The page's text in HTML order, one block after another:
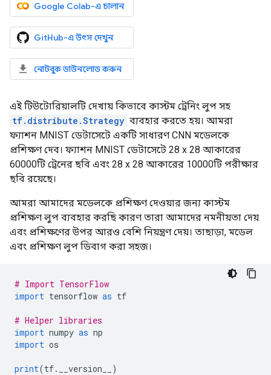
Google Colab-এ চালান
GitHub-এ উৎস দেখুন
নোটবুক ডাউনলোড করুন
এই টিউটোরিয়ালটি দেখায় কিভাবে কাস্টম ট্রেনিং লুপ সহ
tf.distribute.Strategy ব্যবহার করতে হয়। আমরা
ফ্যাশন MNIST ডেটাসেটে একটি সাধারণ CNN মডেলকে
প্রশিক্ষণ দেব। ফ্যাশন MNIST ডেটাসেটে 28 x 28 আকারের
60000টি ট্রেনের ছবি এবং 28 x 28 আকারের 10000টি পরীক্ষার
ছবি রয়েছে।
আমরা আমাদের মডেলকে প্রশিক্ষণ দেওয়ার জন্য কাস্টম
প্রশিক্ষণ লুপ ব্যবহার করছি কারণ তারা আমাদের নমনীয়তা দেয়
এবং প্রশিক্ষণের উপর আরও বেশি নিয়ন্ত্রণ দেয়। তাছাড়া, মডেল
এবং প্রশিক্ষণ লুপ ডিবাগ করা সহজ।
# Import TensorFlow
import tensorflow as tf
# Helper libraries
import numpy as np
import os
print(tf. __version__ )